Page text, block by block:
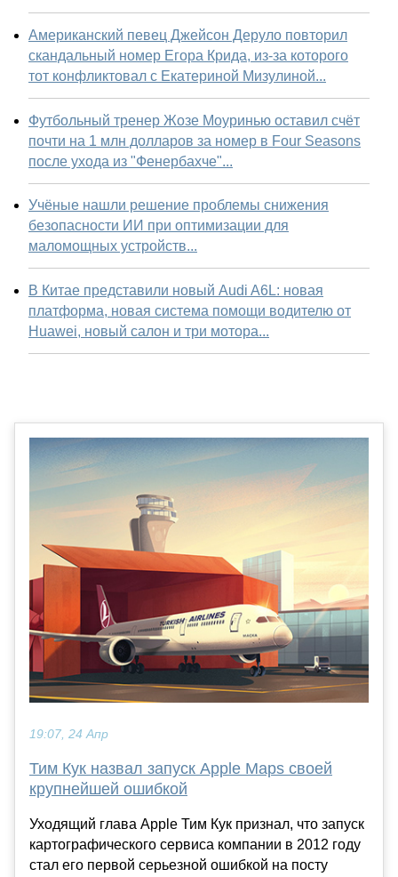
Американский певец Джейсон Деруло повторил
скандальный номер Егора Крида, из-за которого
тот конфликтовал с Екатериной Мизулиной...
Футбольный тренер Жозе Моуринью оставил счёт
почти на 1 млн долларов за номер в Four Seasons
после ухода из "Фенербахче"...
Учёные нашли решение проблемы снижения
безопасности ИИ при оптимизации для
маломощных устройств...
В Китае представили новый Audi A6L: новая
платформа, новая система помощи водителю от
Huawei, новый салон и три мотора...
19:07, 24 Апр
Тим Кук назвал запуск Apple Maps своей
крупнейшей ошибкой
Уходящий глава Apple Тим Кук признал, что запуск
картографического сервиса компании в 2012 году
стал его первой серьезной ошибкой на посту